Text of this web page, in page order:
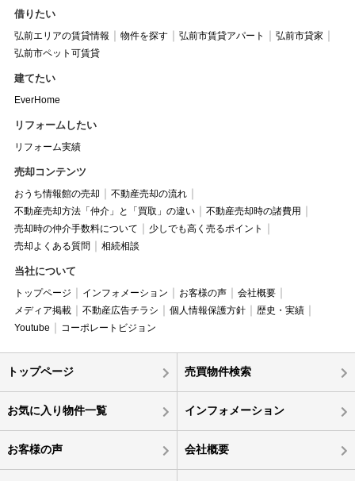
借りたい
弘前エリアの賃貸情報 物件を探す 弘前市賃貸アパート
弘前市貸家
弘前市ペット可賃貸
建てたい
EverHome
リフォームしたい
リフォーム実績
売却コンテンツ
おうち情報館の売却
不動産売却の流れ
不動産売却方法「仲介」と「買取」の違い
不動産売却時の諸費用
売却時の仲介手数料について
少しでも高く売るポイント
売却よくある質問
相続相談
当社について
トップページ インフォメーション お客様の声
会社概要
メディア掲載
不動産広告チラシ 個人情報保護方針
歴史・実績
Youtube
コーポレートビジョン
トップページ 売買物件検索
お気に入り物件一覧 インフォメーション
お客様の声 会社概要